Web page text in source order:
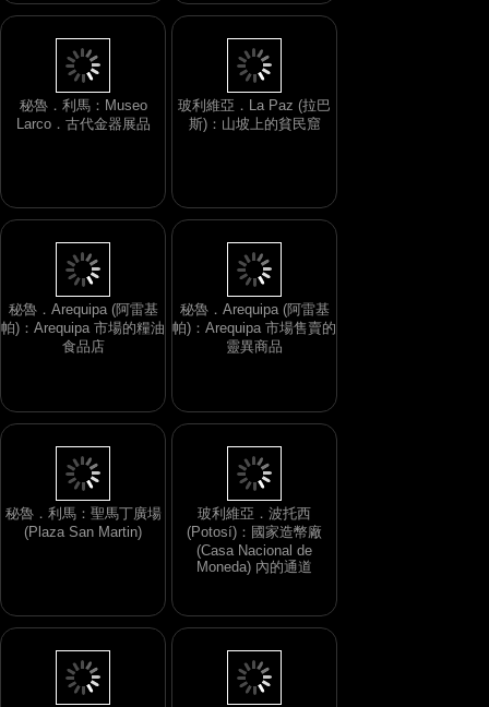
秘魯．利馬：Museo
Larco．古代金器展品
玻利維亞．La Paz (拉巴
斯)：山坡上的貧民窟
秘魯．Arequipa (阿雷基
帕)：Arequipa 市場的糧油
食品店
秘魯．Arequipa (阿雷基
帕)：Arequipa 市場售賣的
靈異商品
秘魯．利馬：聖馬丁廣場
(Plaza San Martin)
玻利維亞．波托西
(Potosí)：國家造幣廠
(Casa Nacional de
Moneda) 內的通道